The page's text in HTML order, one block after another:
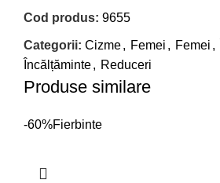
Cod produs: 9655
Categorii: Cizme, Femei , Femei ,
Încălțăminte, Reduceri
Produse similare
-60%Fierbinte